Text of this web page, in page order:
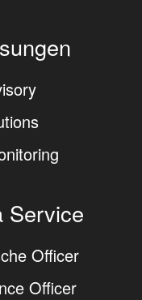
Service
Officer
Officer